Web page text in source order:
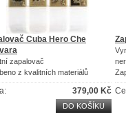
Cuba Hero Che
zapalovač
z kvalitních materiálů
své okolí
379,00 Kč
DO KOŠÍKU